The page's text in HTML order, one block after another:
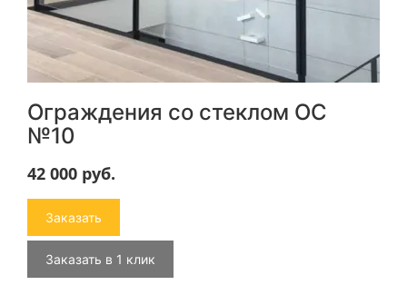
Ограждения со стеклом ОС
№10
42 000 руб.
Заказать
Заказать в 1 клик